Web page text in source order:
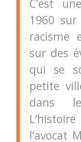
C’est
1960
racisme
sur des
qui se
petite
dans
l’avocat